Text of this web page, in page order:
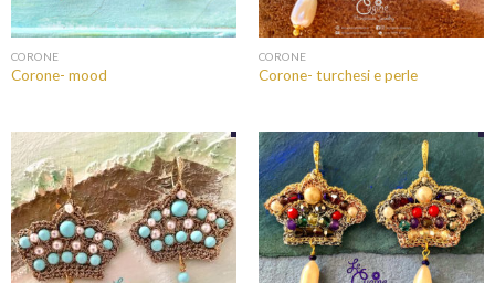
CORONE
Corone- mood
CORONE
Corone- turchesi e perle